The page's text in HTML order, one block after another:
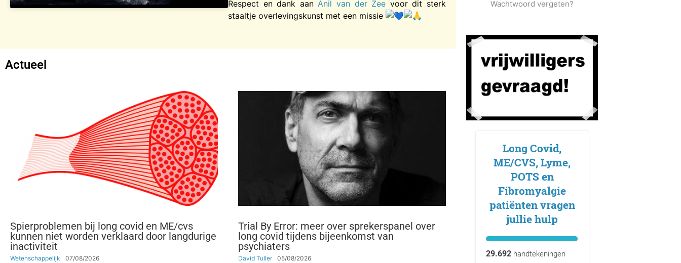
Respect en dank aanAnil van der Zee voor dit sterk
staaltje overlevingskunst met een missie
Actueel
Spierproblemen bij long covid en ME/cvs
kunnen niet worden verklaard door langdurige
inactiviteit
Wetenschappelijk
07/08/2026
Trial By Error: meer over sprekerspanel over
long covid tijdens bijeenkomst van
psychiaters
David Tuller
05/08/2026
Wachtwoord vergeten?
Long Covid,
ME/CVS, Lyme,
POTS en
Fibromyalgie
patiënten vragen
jullie hulp
29.692handtekeningen